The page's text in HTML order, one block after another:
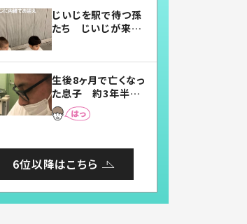
じいじを駅で待つ孫
たち じいじが来た
まらない」「幸せにな
れる」
生後8ヶ月で亡くなっ
た息子 約3年半
後、当時の妻の日記
に書いてあった本音
6位以降はこちら